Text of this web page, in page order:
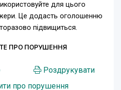
для цього
Це додасть оголошенню
підвищиться.
ПРО ПОРУШЕННЯ
Роздрукувати
про порушення